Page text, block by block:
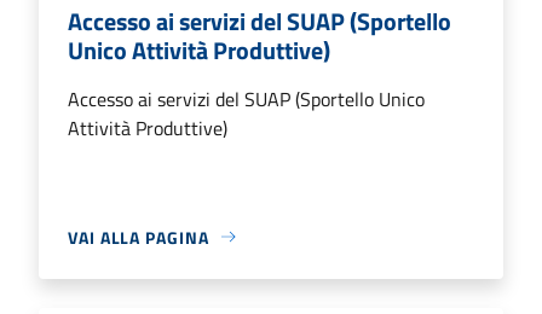
Accesso ai servizi del SUAP (Sportello
Unico Attività Produttive)
Accesso ai servizi del SUAP (Sportello Unico
Attività Produttive)
VAI ALLA PAGINA